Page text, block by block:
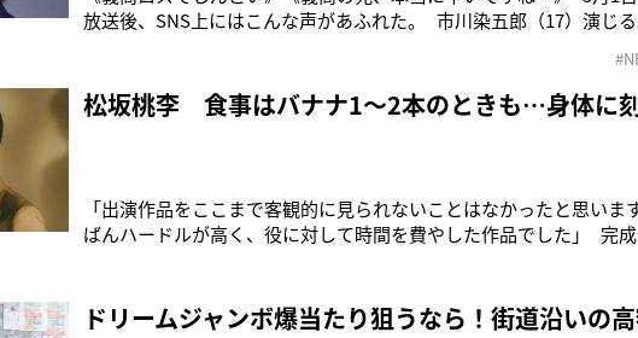
放送後、SNS上にはこんな声があふれた。 市川染五郎（17）演じ
松坂桃李 食事はバナナ1〜2本のときも…身体に
「出演作品をここまで客観的に見られないことはなかったと思いま
ばんハードルが高く、役に対して時間を費やした作品でした」 完
ドリームジャンボ爆当たり狙うなら！街道沿いの